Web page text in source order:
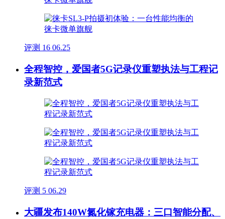
评测 16 06.25
全程智控，爱国者5G记录仪重塑执法与工程记
录新范式
评测 5 06.29
大疆发布140W氮化镓充电器：三口智能分配、